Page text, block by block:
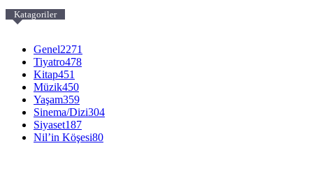
Katagoriler
Genel2271
Tiyatro478
Kitap451
Müzik450
Yaşam359
Sinema/Dizi304
Siyaset187
Nil’in Köşesi80